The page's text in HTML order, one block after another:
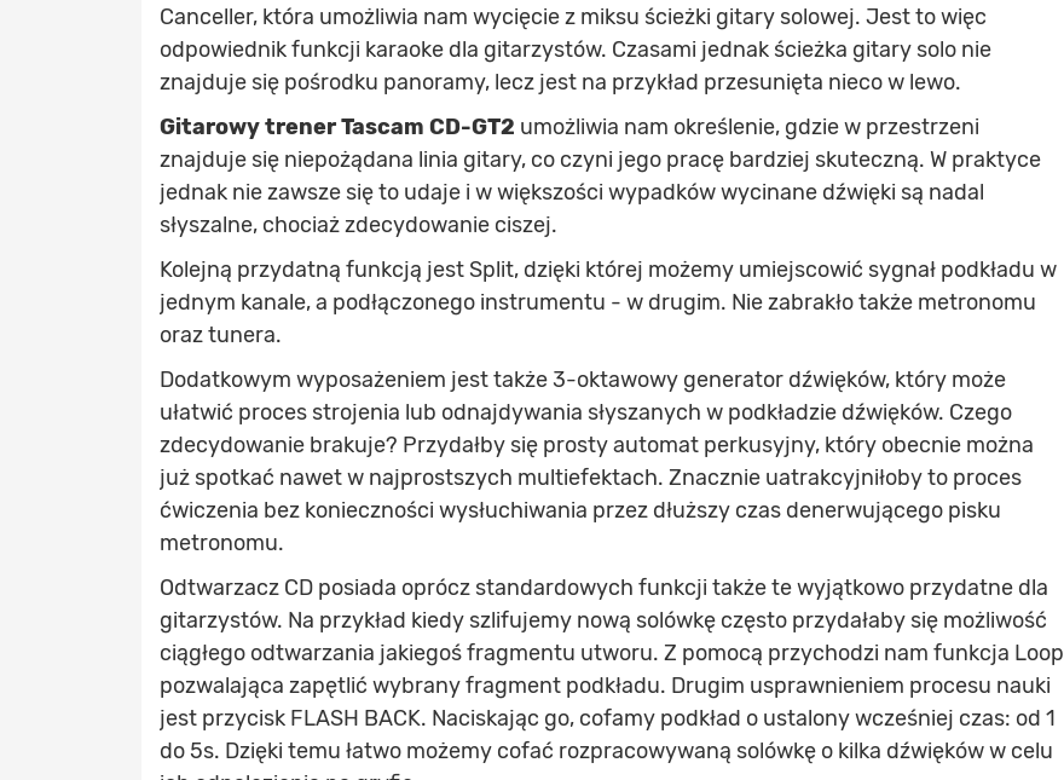
Canceller, która umożliwia nam wycięcie z miksu ścieżki gitary solowej. Jest to więc
odpowiednik funkcji karaoke dla gitarzystów. Czasami jednak ścieżka gitary solo nie
znajduje się pośrodku panoramy, lecz jest na przykład przesunięta nieco w lewo.
Gitarowy trenerTascam CD-GT2 umożliwia nam określenie, gdzie w przestrzeni
znajduje się niepożądana linia gitary, co czyni jego pracę bardziej skuteczną. W praktyce
jednak nie zawsze się to udaje i w większości wypadków wycinane dźwięki są nadal
słyszalne, chociaż zdecydowanie ciszej.
Kolejną przydatną funkcją jest Split, dzięki której możemy umiejscowić sygnał podkładu w
jednym kanale, a podłączonego instrumentu - w drugim. Nie zabrakło także metronomu
oraz tunera.
Dodatkowym wyposażeniem jest także 3-oktawowy generator dźwięków, który może
ułatwić proces strojenia lub odnajdywania słyszanych w podkładzie dźwięków. Czego
zdecydowanie brakuje? Przydałby się prosty automat perkusyjny, który obecnie można
już spotkać nawet w najprostszych multiefektach. Znacznie uatrakcyjniłoby to proces
ćwiczenia bez konieczności wysłuchiwania przez dłuższy czas denerwującego pisku
metronomu.
Odtwarzacz CD posiada oprócz standardowych funkcji także te wyjątkowo przydatne dla
gitarzystów. Na przykład kiedy szlifujemy nową solówkę często przydałaby się możliwość
ciągłego odtwarzania jakiegoś fragmentu utworu. Z pomocą przychodzi nam funkcja Loop
pozwalająca zapętlić wybrany fragment podkładu. Drugim usprawnieniem procesu nauki
jest przycisk FLASH BACK. Naciskając go, cofamy podkład o ustalony wcześniej czas: od 1
do 5s. Dzięki temu łatwo możemy cofać rozpracowywaną solówkę o kilka dźwięków w celu